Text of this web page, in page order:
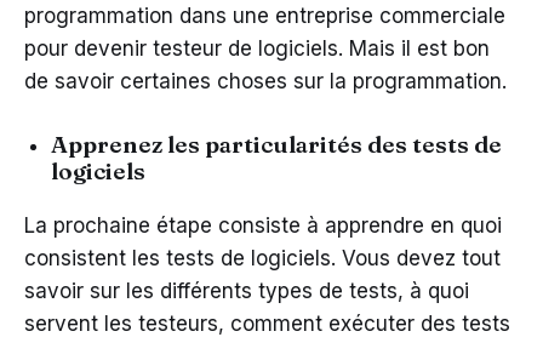
programmation dans une entreprise commerciale
pour devenir testeur de logiciels. Mais il est bon
de savoir certaines choses sur la programmation.
Apprenez les particularités des tests de
logiciels
La prochaine étape consiste à apprendre en quoi
consistent les tests de logiciels. Vous devez tout
savoir sur les différents types de tests, à quoi
servent les testeurs, comment exécuter des tests